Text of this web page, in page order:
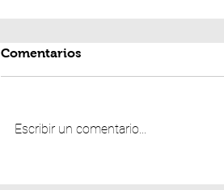
Comentarios
Escribir un comentario...